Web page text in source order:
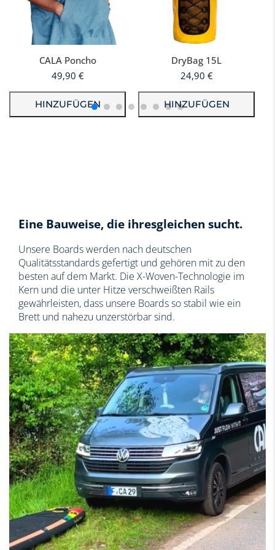
Leichtes Carbon-Paddel
Trolley-Reiserucksack mit Rollen
Super Double Action Pump für schnelles Aufpumpen
Reparaturset (kein Klebstoff enthalten)
CALA Poncho
49,90 €
HINZUFÜGEN
DryBag 15L
24,90 €
HINZUFÜGEN
Eine Bauweise, die ihresgleichen sucht.
Unsere Boards werden nach deutschen
Qualitätsstandards gefertigt und gehören mit zu den
besten auf dem Markt. Die X-Woven-Technologie im
Kern und die unter Hitze verschweißten Rails
gewährleisten, dass unsere Boards so stabil wie ein
Brett und nahezu unzerstörbar sind.